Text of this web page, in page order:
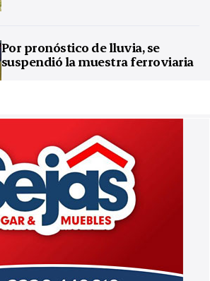
Por pronóstico de lluvia, se
suspendió la muestra ferroviaria